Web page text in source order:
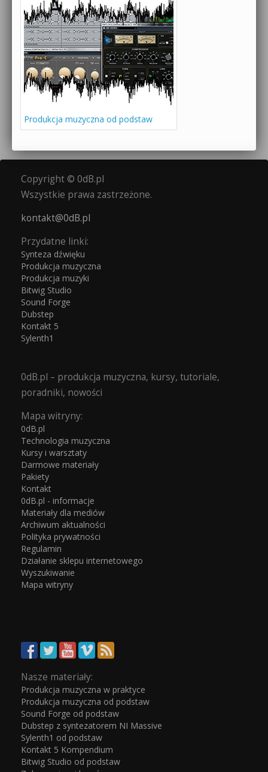
Produkcja muzyczna od podstaw
Copyright © 0dB.pl
Wszystkie prawa zastrzeżone.
kontakt@0dB.pl
Przydatne linki:
Synteza dźwięku
Produkcja muzyczna
Produkcja muzyki
Bitwig Studio
Sound Forge
Dubstep
Kontakt 5
Sylenth1
0dB.pl – produkcja muzyczna, kursy, tutoriale,
poradniki, nowości
Mapa witryny:
0dB.pl
Technologia muzyczna
Kursy i warsztaty
Darmowe materiały
Pakiety
Kontakt
0dB.pl - informacje
Materiały dla mediów
Archiwum aktualności
Polityka prywatności
Regulamin
Działanie sklepu internetowego
Wyszukiwanie
Mapa witryny
Nasze materiały:
Produkcja muzyczna w praktyce
Produkcja muzyczna od podstaw
Sound Forge od podstaw
Dubstep z syntezatorem NI Massive
Sylenth1 od podstaw
Kontakt 5 Kompendium
Bitwig Studio od podstaw